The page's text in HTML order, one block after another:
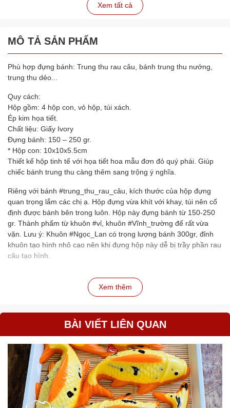
Xem tất cả
MÔ TẢ SẢN PHẨM
Phù hợp đựng bánh: Trung thu rau câu, bánh trung thu nướng,
trung thu dẻo...
Quy cách:
Hộp gồm: 4 hộp con, vỏ hộp, túi xách.
Ép kim họa tiết.
Chất liệu: Giấy Ivory
Đựng bánh: 150 – 250 gr.
* Hộp con: 10x10x5.5cm
Thiết kế hộp tinh tế với họa tiết hoa mẫu đơn đỏ quý phái. Giúp
chiếc bánh trung thu càng thêm sang trộng ý nghĩa.
Riêng với bánh #trung_thu_rau_câu, kích thước của hộp đựng
quan trọng lắm các chị ạ. Hộp đựng vừa khít với khay, túi nên cố
định được bánh bên trong luôn. Hộp này đựng bánh từ 150-250
gr. Thành phẩm từ khuôn #vỉ, khuôn #Vĩnh_trường để rất vừa
vặn. Lưu ý: Khuôn #Ngọc_Lan có trọng lượng bánh 300gr, đỉnh
khuôn tạo hình nhô cao nên khi đựng hộp này dễ bị trầy phần rau
câu tạo hình.
Xem thêm
BÀI VIẾT LIÊN QUAN